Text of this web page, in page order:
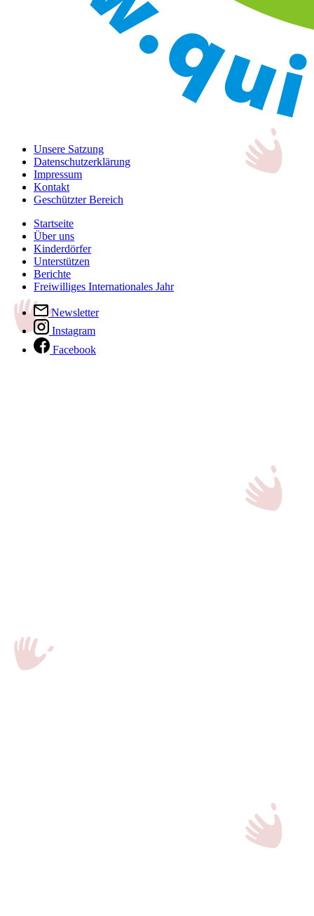
Unsere Satzung
Datenschutzerklärung
Impressum
Kontakt
Geschützter Bereich
Startseite
Über uns
Kinderdörfer
Unterstützen
Berichte
Freiwilliges Internationales Jahr
Newsletter
Instagram
Facebook